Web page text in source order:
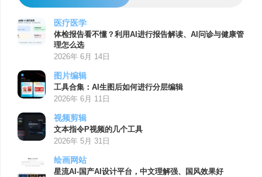
医疗医学
体检报告看不懂？利用AI进行报告解读、AI问诊与健康管
理怎么选
2026年 6月 14日
图片编辑
工具合集：AI生图后如何进行分层编辑
2026年 6月 11日
视频剪辑
文本指令P视频的几个工具
2026年 5月 31日
绘画网站
星流AI-国产AI设计平台，中文理解强、国风效果好